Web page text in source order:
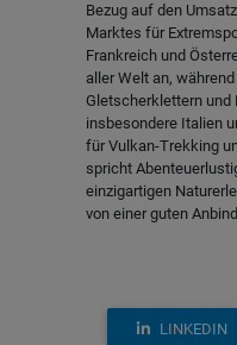
Bezug auf den
Marktes für
Frankreich und
aller Welt an,
Gletscherklettern und
insbesondere Italien
für Vulkan-Trekking
spricht
einzigartigen
von einer guten
LINKEDIN